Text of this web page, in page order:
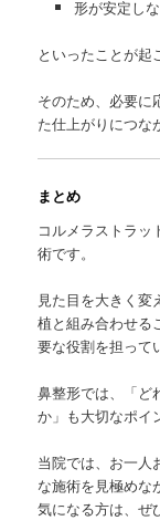
形が安定し
といったことが起
そのため、必要に
た仕上がりにつな
まとめ
コルメラストラッ
術です。
見た目を大きく変
植と組み合わせる
要な役割を担って
鼻整形では、「ど
か」も大切なポイ
当院では、お一人
な施術を見極めな
気になる方は、ぜ